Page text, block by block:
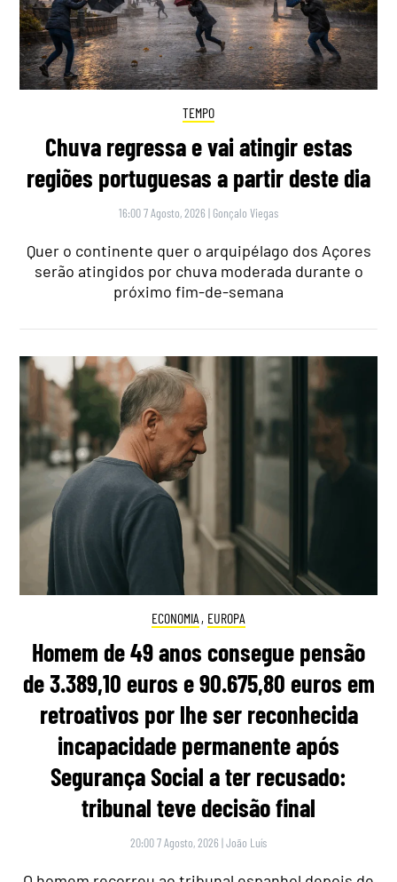
TEMPO
Chuva regressa e vai atingir estas
regiões portuguesas a partir deste dia
16:00 7 Agosto, 2026 | Gonçalo Viegas
Quer o continente quer o arquipélago dos Açores
serão atingidos por chuva moderada durante o
próximo fim-de-semana
ECONOMIA , EUROPA
Homem de 49 anos consegue pensão
de 3.389,10 euros e 90.675,80 euros em
retroativos por lhe ser reconhecida
incapacidade permanente após
Segurança Social a ter recusado:
tribunal teve decisão final
20:00 7 Agosto, 2026 |João Luís